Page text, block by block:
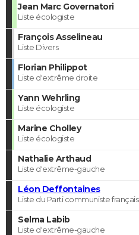
Jean Marc Governatori
Liste écologiste
François Asselineau
Liste Divers
Florian Philippot
Liste d'extrême droite
Yann Wehrling
Liste écologiste
Marine Cholley
Liste écologiste
Nathalie Arthaud
Liste d'extrême-gauche
Léon Deffontaines
Liste du Parti communiste français
Selma Labib
Liste d'extrême-gauche